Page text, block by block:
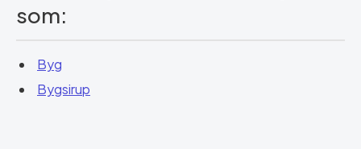
som:
Byg
Bygsirup